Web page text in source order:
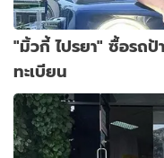
"มิ้วกี้ ไปรยา" ซื้อรถ
ทะเบียน